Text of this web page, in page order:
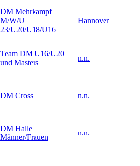
DM Mehrkampf
M/W/U
23/U20/U18/U16
Hannover
Team DM U16/U20
und Masters
n.n.
DM Cross n.n.
DM Halle
Männer/Frauen
n.n.